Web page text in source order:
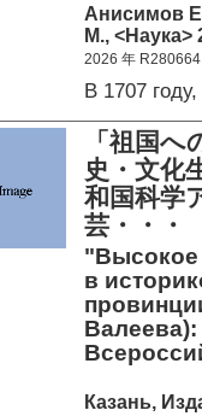
Анисимов
М., <Наука>
2026 年 R280664
В 1707
「祖国
史・文化
和国科学
芸・・・
"Высокое
в
Казань,